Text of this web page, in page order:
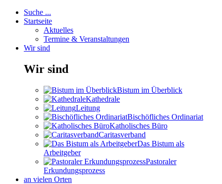
Suche ...
Startseite
Aktuelles
Termine & Veranstaltungen
Wir sind
Wir sind
Bistum im Überblick
Kathedrale
Leitung
Bischöfliches Ordinariat
Katholisches Büro
Caritasverband
Das Bistum als
Arbeitgeber
Pastoraler
Erkundungsprozess
an vielen Orten